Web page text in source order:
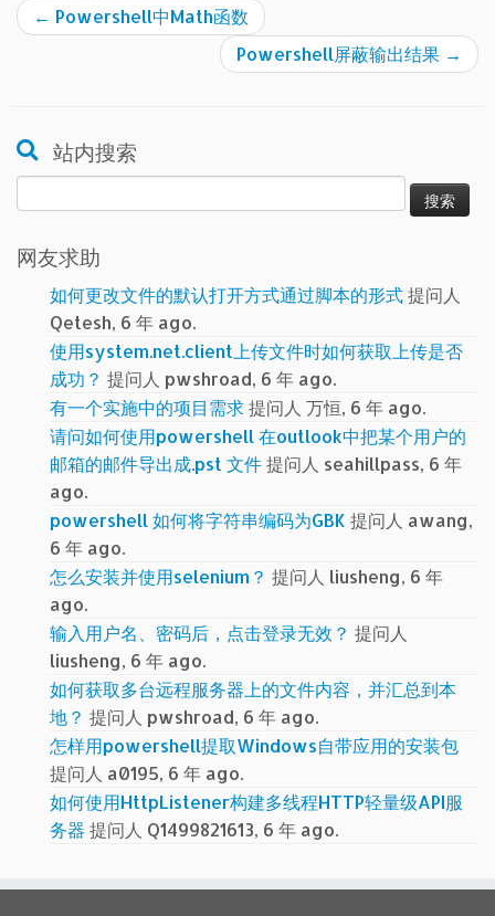
← Powershell中Math函数
Powershell屏蔽输出结果 →
站内搜索
索：
网友求助
如何更改文件的默认打开方式通过脚本的形式提问人
Qetesh, 6 年 ago.
使用system.net.client上传文件时如何获取上传是否
成功？ 提问人 pwshroad, 6 年 ago.
有一个实施中的项目需求提问人 万恒, 6 年 ago.
请问如何使用powershell 在outlook中把某个用户的
邮箱的邮件导出成.pst 文件提问人 seahillpass, 6 年
ago.
powershell 如何将字符串编码为GBK 提问人 awang,
6 年 ago.
怎么安装并使用selenium？ 提问人 liusheng, 6 年
ago.
输入用户名、密码后，点击登录无效？ 提问人
liusheng, 6 年 ago.
如何获取多台远程服务器上的文件内容，并汇总到本
地？ 提问人 pwshroad, 6 年 ago.
怎样用powershell提取Windows自带应用的安装包
提问人 a0195, 6 年 ago.
如何使用HttpListener构建多线程HTTP轻量级API服
务器 提问人 Q1499821613, 6 年 ago.